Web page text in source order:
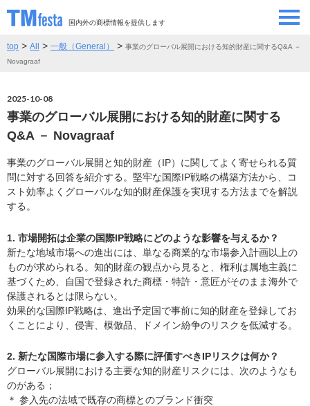
国内外の商標情報を提供します
SEMINAR/EVENT
CONTRIBUTORS 情報提供者
CONTACT お問い合わせ
top > All > 一般（General） > 事業のグローバル展開における知的財産に関するQ&A －
Novagraaf
2025-10-08
事業のグローバル展開における知的財産に関する
Q&A － Novagraaf
事業のグローバル展開と知的財産（IP）に関してよく寄せられる質
問に対する回答を紹介する。堅牢な国際IP戦略の構築方法から、コ
スト効率よくグローバルな知的財産保護を実現する方法までを解説
する。
1. 市場開拓は企業の国際IP戦略にどのような影響を与えるか？
新たな地域市場への進出には、単なる商業的な市場参入計画以上の
ものが求められる。知的財産の観点から見ると、権利は属地主義に
基づくため、自国で登録された商標・特許・意匠がそのまま海外で
保護されるとは限らない。
効果的な国際IP戦略は、進出予定国で事前に知的財産を登録してお
くことにより、侵害、模倣品、ドメイン紛争のリスクを低減する。
2. 新たな国際市場に参入する際に評価すべきIPリスクは何か？
グローバル展開における主要な知的財産リスクには、次のようなも
のがある；
＊ 参入先の法域で既存の商標とのブランド衝突